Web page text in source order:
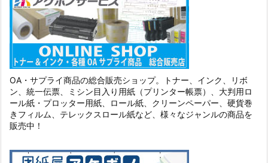
OA・サプライ商品の総合販売ショップ。トナー、インク、リボ
ン、統一伝票、ミシン目入り用紙（プリンター帳票）、大判用ロ
ール紙・プロッター用紙、ロール紙、クリーンペーパー、硬貨巻
きフィルム、テレックスロール紙など、様々なジャンルの商品を
販売中！